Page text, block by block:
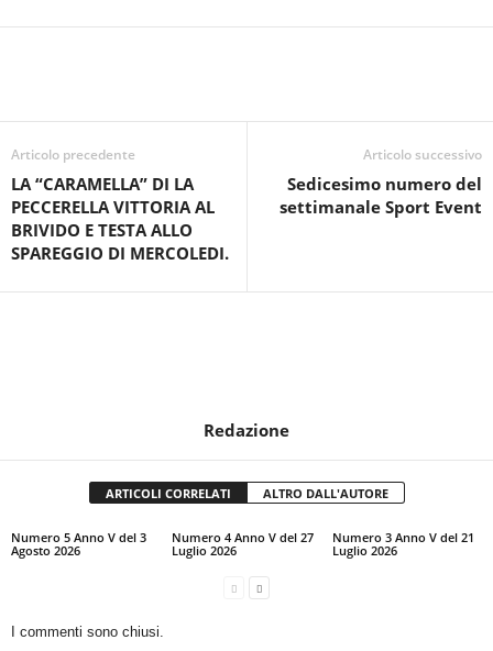
Articolo precedente
LA “CARAMELLA” DI LA
PECCERELLA VITTORIA AL
BRIVIDO E TESTA ALLO
SPAREGGIO DI MERCOLEDI.
Articolo successivo
Sedicesimo numero del
settimanale Sport Event
Redazione
ARTICOLI CORRELATI ALTRO DALL'AUTORE
Numero 5 Anno V del 3
Agosto 2026
Numero 4 Anno V del 27
Luglio 2026
Numero 3 Anno V del 21
Luglio 2026
I commenti sono chiusi.